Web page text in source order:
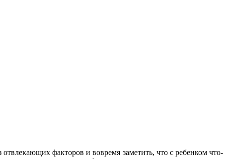
факторов и вовремя заметить, что с ребенком что-